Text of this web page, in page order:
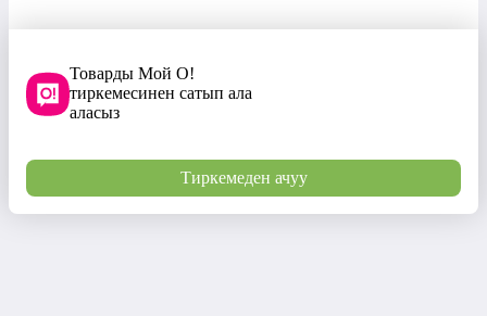
Товарды Мой О!
тиркемесинен сатып ала
аласыз
Тиркемеден ачуу